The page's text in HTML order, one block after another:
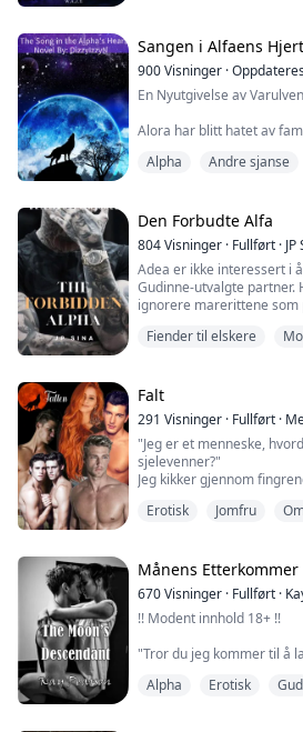
henne tilbake til Ryan hvis
Sangen i Alfaens
900Visninger ·Oppdateres
En Nyutgivelse av
Alora har blitt hatet av
kjæresten til hennes eldre
Ved å bryte lenkene som
Alora frigjort fra familien
familie.
N...
Alpha Andre sjanse
Den Forbudte Alfa
804Visninger · Fullført · JP
Adea er ikke interessert i
Gudinne-utvalgte partner.
ignorere marerittene som
fredelig liv. Når hennes
finner sin partner på
Fiender til elskere
Falt
291 Visninger · Fullført ·
"Jeg er et menneske,
sjelevenner?"
Jeg kikker gjennom
øyne, som sannsynligvis
fantastisk!"
Colton kryper ned på alle
med øren...
Erotisk Jomfru
Månens Etterkommer
670Visninger · Fullført ·
!! Modent innhold 18+ !!
"Tror du jeg kommer til å
og jeg fløy bakover over
Alpha Erotisk Gud